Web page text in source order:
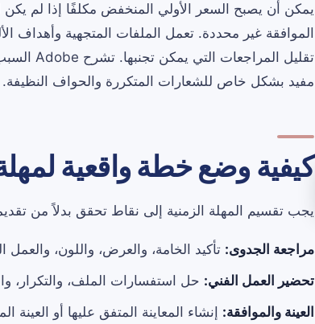
يمكن أن يصبح السعر الأولي المنخفض مكلفًا إذا لم يكن
الموافقة غير محددة. تعمل الملفات المتجهية وأهداف
تقليل المراجعات التي يمكن تجنبها. تشرح Adobe السبب
مفيد بشكل خاص للشعارات المتكررة والحواف النظيفة.
كيفية وضع خطة واقعية
يجب تقسيم المهلة الزمنية إلى نقاط تحقق بدلاً من
مراجعة الجدوى: تأكيد الخامة، والعرض، واللون، والعمل
تحضير العمل الفني: حل استفسارات الملف، والتكرار،
العينة والموافقة: إنشاء المعاينة المتفق عليها أو